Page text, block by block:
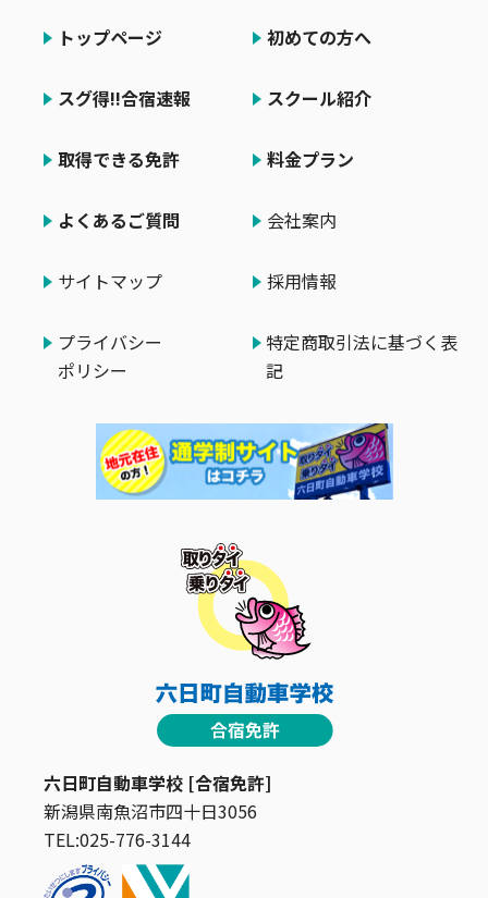
六日町自動車学校 [合宿免許]
新潟県南魚沼市四十日3056
TEL:025-776-3144
トップページ 初めての方へ
スグ得!!合宿速報 スクール紹介
取得できる免許 料金プラン
よくあるご質問 会社案内
サイトマップ 採用情報
プライバシー
ポリシー
特定商取引法に基づく表
記